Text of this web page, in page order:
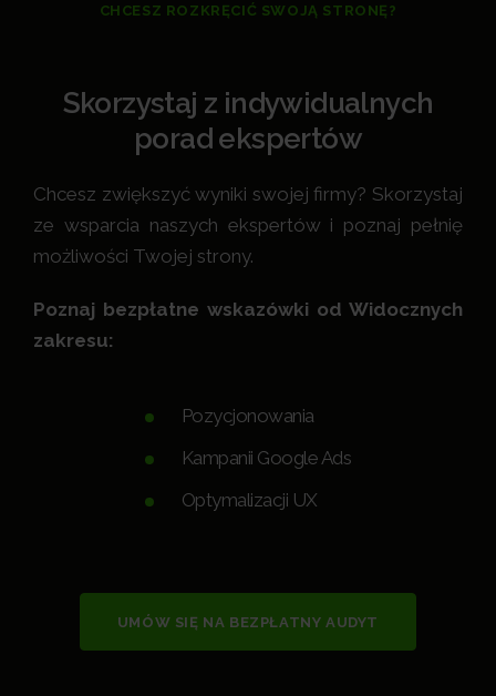
CHCESZ ROZKRĘCIĆ SWOJĄ STRONĘ?
Skorzystaj z indywidualnych
porad ekspertów
Chcesz zwiększyć wyniki swojej firmy? Skorzystaj
ze wsparcia naszych ekspertów i poznaj pełnię
możliwości Twojej strony.
Poznaj bezpłatne wskazówki od Widocznych
zakresu:
Pozycjonowania
Kampanii Google Ads
Optymalizacji UX
UMÓW SIĘ NA BEZPŁATNY AUDYT